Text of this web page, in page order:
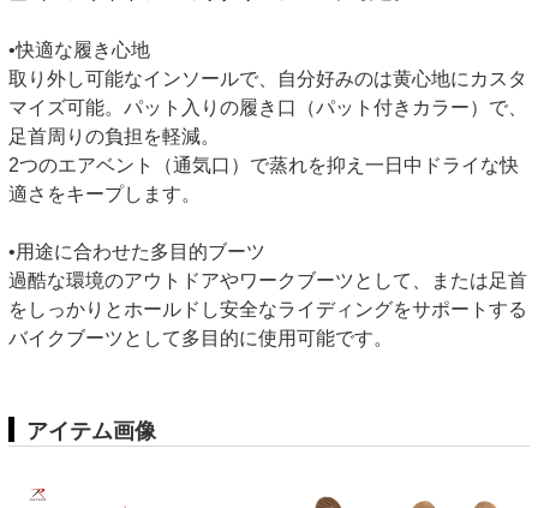
•快適な履き心地
取り外し可能なインソールで、自分好みのは黄心地にカスタ
マイズ可能。パット入りの履き口（パット付きカラー）で、
足首周りの負担を軽減。
2つのエアベント（通気口）で蒸れを抑え一日中ドライな快
適さをキープします。
•用途に合わせた多目的ブーツ
過酷な環境のアウトドアやワークブーツとして、または足首
をしっかりとホールドし安全なライディングをサポートする
バイクブーツとして多目的に使用可能です。
アイテム画像